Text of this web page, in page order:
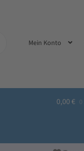
Mein Konto
0,00 €